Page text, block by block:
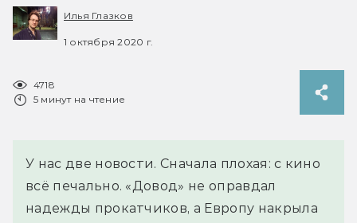
Илья Глазков
1 октября 2020 г.
4718
5 минут на чтение
У нас две новости. Сначала плохая: с кино
всё печально. «Довод» не оправдал
надежды прокатчиков, а Европу накрыла